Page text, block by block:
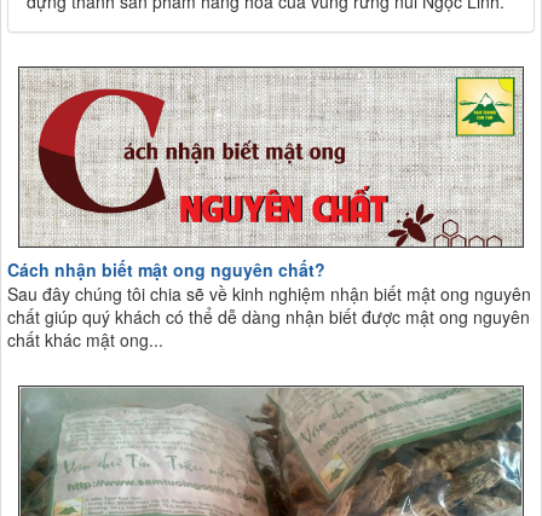
Cách nhận biết mật ong nguyên chất?
Sau đây chúng tôi chia sẽ về kinh nghiệm nhận biết mật ong nguyên
chất giúp quý khách có thể dễ dàng nhận biết được mật ong nguyên
chất khác mật ong...